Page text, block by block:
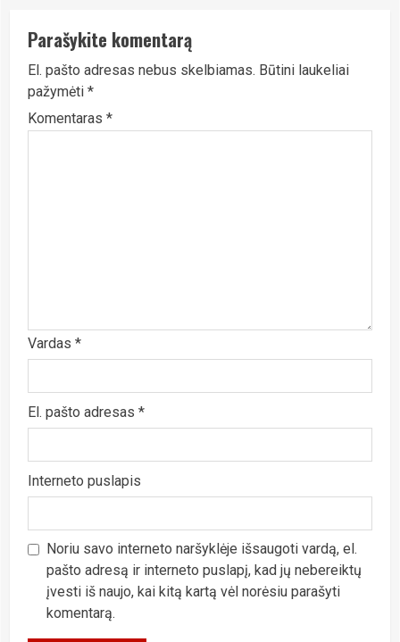
Parašykite komentarą
El. pašto adresas nebus skelbiamas. Būtini laukeliai
pažymėti *
Komentaras *
Vardas *
El. pašto adresas *
Interneto puslapis
Noriu savo interneto naršyklėje išsaugoti vardą, el.
pašto adresą ir interneto puslapį, kad jų nebereiktų
įvesti iš naujo, kai kitą kartą vėl norėsiu parašyti
komentarą.